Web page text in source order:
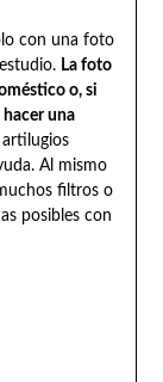
con una foto
La foto
o, si
hacer una
artilugios
Al mismo
filtros o
posibles con